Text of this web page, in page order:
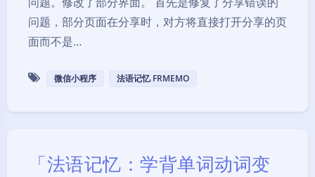
问题，部分页面在分享时，对方将直接打开分享的页
面而不是…
微信小程序 法语记忆 FRMEMO
「法语记忆：学背单词动词变